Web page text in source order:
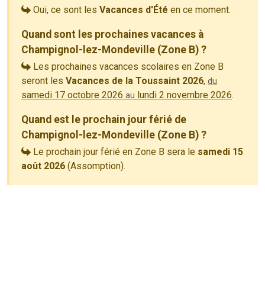
Oui, ce sont les Vacances d'Été en ce moment.
Quand sont les prochaines vacances à
Champignol-lez-Mondeville (Zone B) ?
Les prochaines vacances scolaires en Zone B
seront les Vacances de la Toussaint 2026, du
samedi 17 octobre 2026 au lundi 2 novembre 2026.
Quand est le prochain jour férié de
Champignol-lez-Mondeville (Zone B) ?
Le prochain jour férié en Zone B sera le samedi 15
août 2026 (Assomption).